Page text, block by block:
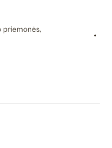
priemonės,